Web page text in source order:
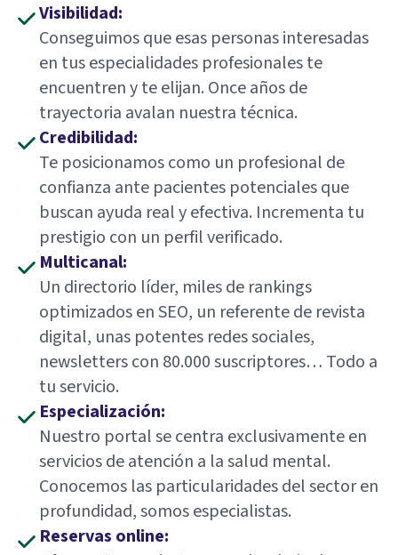
Visibilidad:
Conseguimos que esas personas interesadas
en tus especialidades profesionales te
encuentren y te elijan. Once años de
trayectoria avalan nuestra técnica.
Credibilidad:
Te posicionamos como un profesional de
confianza ante pacientes potenciales que
buscan ayuda real y efectiva. Incrementa tu
prestigio con un perfil verificado.
Multicanal:
Un directorio líder, miles de rankings
optimizados en SEO, un referente de revista
digital, unas potentes redes sociales,
newsletters con 80.000 suscriptores… Todo a
tu servicio.
Especialización:
Nuestro portal se centra exclusivamente en
servicios de atención a la salud mental.
Conocemos las particularidades del sector en
profundidad, somos especialistas.
Reservas online: